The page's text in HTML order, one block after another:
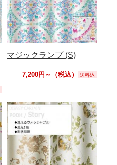
マジックランプ (S)
7,200円～（税込） 送料込